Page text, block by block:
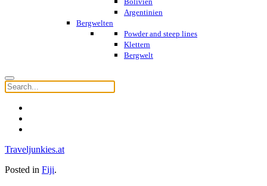
Argentinien
Bergwelten
Powder and steep lines
Klettern
Bergwelt
Traveljunkies.at
Posted in Fiji.